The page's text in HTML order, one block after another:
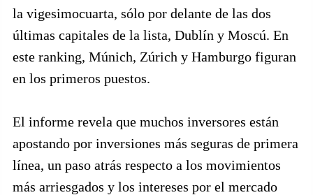
la vigesimocuarta, sólo por delante de las dos
últimas capitales de la lista, Dublín y Moscú. En
este ranking, Múnich, Zúrich y Hamburgo figuran
en los primeros puestos.
El informe revela que muchos inversores están
apostando por inversiones más seguras de primera
línea, un paso atrás respecto a los movimientos
más arriesgados y los intereses por el mercado